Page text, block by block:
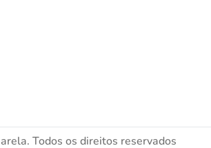
Todos os direitos reservados